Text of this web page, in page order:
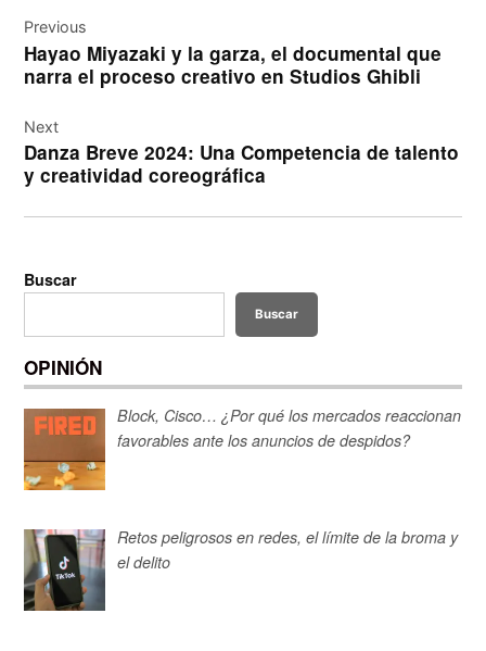
de
entradas
Previous
Hayao Miyazaki y la garza, el documental que
narra el proceso creativo en Studios Ghibli
Next
Danza Breve 2024: Una Competencia de talento
y creatividad coreográfica
Buscar
Buscar
OPINIÓN
Block, Cisco… ¿Por qué los mercados reaccionan
favorables ante los anuncios de despidos?
Retos peligrosos en redes, el límite de la broma y
el delito